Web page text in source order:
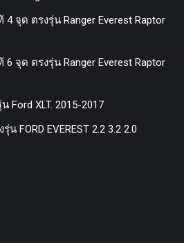
จุด ตรงรุ่น Ranger Everest Raptor
จุด ตรงรุ่น Ranger Everest Raptor
Ford XLT. 2015-2017
FORD EVEREST 2.2 3.2 2.0